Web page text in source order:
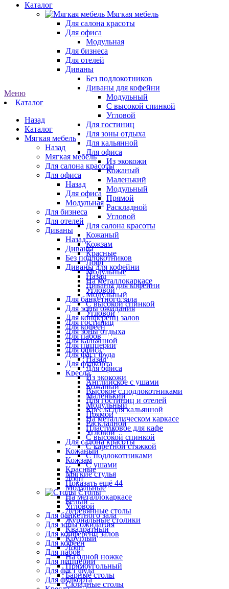
Каталог
Мягкая мебель
Для салона красоты
Для офиса
Модульная
Для бизнеса
Для отелей
Диваны
Без подлокотников
Диваны для кофейни
Модульный
С высокой спинкой
Угловой
Для гостиниц
Для зоны отдыха
Для кальянной
Для офиса
Из экокожи
Кожаный
Маленький
Модульный
Прямой
Раскладной
Угловой
Для салона красоты
Кожаный
Кожзам
Красные
Лофт
Модульные
На металлокаркасе
Угловой
Для банкетного зала
Для зоны ожидания
Для конференц залов
Для кофеен
Для пабов
Для пиццерии
Для фаст фуда
Для фудкорта
Кресла
Английское с ушами
Высокое с подлокотниками
Для гостиниц и отелей
Кресла для кальянной
На металлическом каркасе
Пластиковое для кафе
С высокой спинкой
С каретной стяжкой
С подлокотниками
С ушами
Мягкие стулья
Показать ещё 44
Столы
Белый
Деревянные столы
Журнальные столики
Квадратный
Круглый
Лофт
На одной ножке
Прямоугольный
Барные столы
Складные столы
Меню
Каталог
Назад
Каталог
Мягкая мебель
Назад
Мягкая мебель
Для салона красоты
Для офиса
Назад
Для офиса
Модульная
Для бизнеса
Для отелей
Диваны
Назад
Диваны
Без подлокотников
Диваны для кофейни
Назад
Диваны для кофейни
Модульный
С высокой спинкой
Угловой
Для гостиниц
Для зоны отдыха
Для кальянной
Для офиса
Назад
Для офиса
Из экокожи
Кожаный
Маленький
Модульный
Прямой
Раскладной
Угловой
Для салона красоты
Кожаный
Кожзам
Красные
Лофт
Модульные
На металлокаркасе
Угловой
Для банкетного зала
Для зоны ожидания
Для конференц залов
Для кофеен
Для пабов
Для пиццерии
Для фаст фуда
Для фудкорта